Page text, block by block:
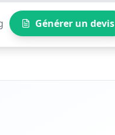
Générer un devis